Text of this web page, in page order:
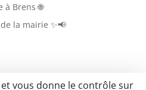
à Brens 🌐
la mairie ✨📢
vous donne le contrôle sur